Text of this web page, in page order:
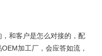
和客户是怎么对接的，配
加工厂，会应答如流，